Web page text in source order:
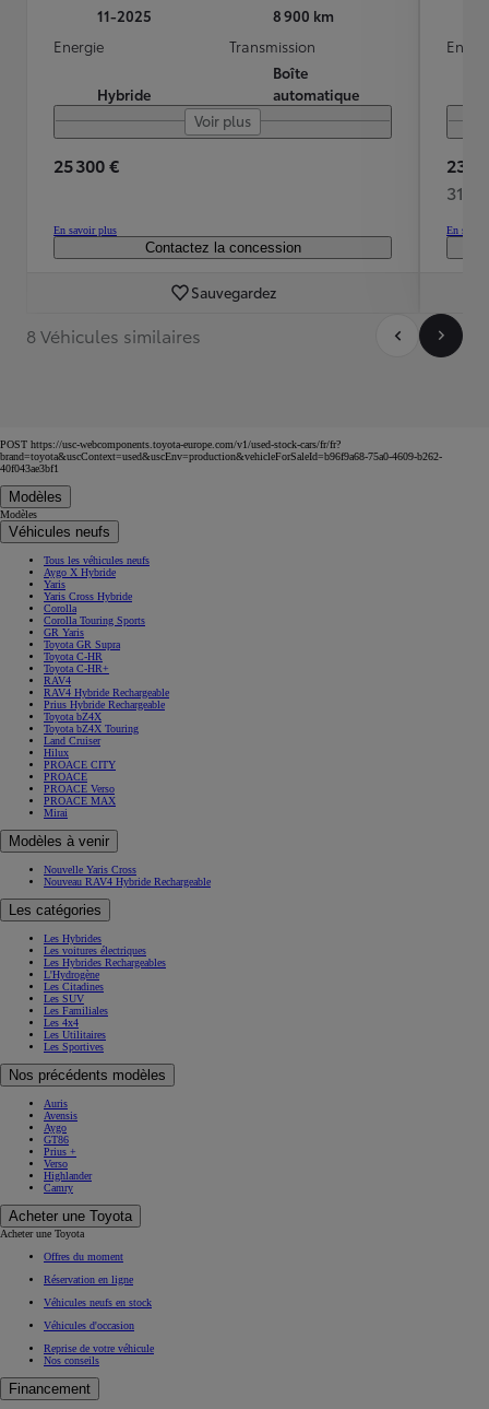
11-2025
8 900 km
Energie
Hybride
Transmission
Boîte
automatique
Voir plus
25 300 €
En savoir plus
Contactez la concession
Sauvegardez
23
311
En
8 Véhicules similaires
POST https://usc-webcomponents.toyota-europe.com/v1/used-stock-cars/fr/fr?
brand=toyota&uscContext=used&uscEnv=production&vehicleForSaleId=b96f9a68-75a0-4609-b262-
40f043ae3bf1
Modèles
Modèles
Véhicules neufs
Tous les véhicules neufs
Aygo X Hybride
Yaris
Yaris Cross Hybride
Corolla
Corolla Touring Sports
GR Yaris
Toyota GR Supra
Toyota C-HR
Toyota C-HR+
RAV4
RAV4 Hybride Rechargeable
Prius Hybride Rechargeable
Toyota bZ4X
Toyota bZ4X Touring
Land Cruiser
Hilux
PROACE CITY
PROACE
PROACE Verso
PROACE MAX
Mirai
Modèles à venir
Nouvelle Yaris Cross
Nouveau RAV4 Hybride Rechargeable
Les catégories
Les Hybrides
Les voitures électriques
Les Hybrides Rechargeables
L'Hydrogène
Les Citadines
Les SUV
Les Familiales
Les 4x4
Les Utilitaires
Les Sportives
Nos précédents modèles
Auris
Avensis
Aygo
GT86
Prius +
Verso
Highlander
Camry
Acheter une Toyota
Acheter une Toyota
Offres du moment
Réservation en ligne
Véhicules neufs en stock
Véhicules d'occasion
Reprise de votre véhicule
Nos conseils
Financement